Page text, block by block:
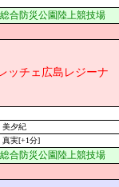
合防災公園陸上競技場
ッチェ広島レジーナ
美夕紀
真実[+1分]
合防災公園陸上競技場